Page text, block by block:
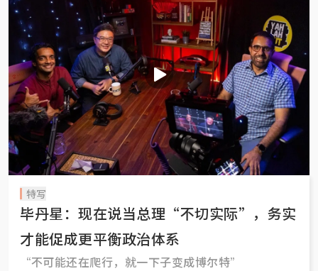
她知道毕丹星未必同意她所说，但事关诚信，她不得
不说清道明。
特写
毕丹星：现在说当总理“不切实际”，务实
才能促成更平衡政治体系
“不可能还在爬行，就一下子变成博尔特”